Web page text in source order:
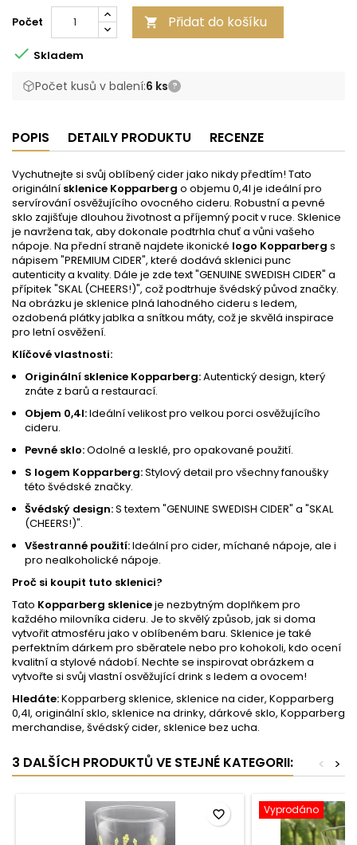
Počet  Přidat do košíku
 Skladem
Počet kusů v balení:6 ks ?
POPIS DETAILY PRODUKTU RECENZE
Vychutnejte si svůj oblíbený cider jako nikdy předtím! Tato
originální sklenice Kopparberg o objemu 0,4l je ideální pro
servírování osvěžujícího ovocného cideru. Robustní a pevné
sklo zajišťuje dlouhou životnost a příjemný pocit v ruce. Sklenice
je navržena tak, aby dokonale podtrhla chuť a vůni vašeho
nápoje. Na přední straně najdete ikonické logo Kopparberg s
nápisem "PREMIUM CIDER", které dodává sklenici punc
autenticity a kvality. Dále je zde text "GENUINE SWEDISH CIDER" a
přípitek "SKAL (CHEERS!)", což podtrhuje švédský původ značky.
Na obrázku je sklenice plná lahodného cideru s ledem,
ozdobená plátky jablka a snítkou máty, což je skvělá inspirace
pro letní osvěžení.
Klíčové vlastnosti:
Originální sklenice Kopparberg:Autentický design, který
znáte z barů a restaurací.
Objem 0,4l:Ideální velikost pro velkou porci osvěžujícího
cideru.
Pevné sklo:Odolné a lesklé, pro opakované použití.
S logem Kopparberg:Stylový detail pro všechny fanoušky
této švédské značky.
Švédský design:S textem "GENUINE SWEDISH CIDER" a "SKAL
(CHEERS!)".
Všestranné použití:Ideální pro cider, míchané nápoje, ale i
pro nealkoholické nápoje.
Proč si koupit tuto sklenici?
Tato Kopparberg skleniceje nezbytným doplňkem pro
každého milovníka cideru. Je to skvělý způsob, jak si doma
vytvořit atmosféru jako v oblíbeném baru. Sklenice je také
perfektním dárkem pro sběratele nebo pro kohokoli, kdo ocení
kvalitní a stylové nádobí. Nechte se inspirovat obrázkem a
vytvořte si svůj vlastní osvěžující drink s ledem a ovocem!
Hledáte:Kopparberg sklenice, sklenice na cider, Kopparberg
0,4l, originální sklo, sklenice na drinky, dárkové sklo, Kopparberg
merchandise, švédský cider, sklenice bez ucha.
3 DALŠÍCH PRODUKTŮ VE STEJNÉ KATEGORII: >
<
favorite_border Vyprodáno